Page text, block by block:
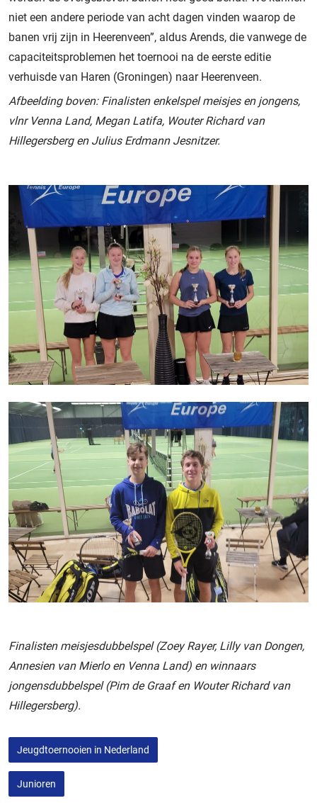
niet een andere periode van acht dagen vinden waarop de
banen vrij zijn in Heerenveen”, aldus Arends, die vanwege de
capaciteitsproblemen het toernooi na de eerste editie
verhuisde van Haren (Groningen) naar Heerenveen.
Afbeelding boven: Finalisten enkelspel meisjes en jongens,
vlnr Venna Land, Megan Latifa, Wouter Richard van
Hillegersberg en Julius Erdmann Jesnitzer.
Finalisten meisjesdubbelspel (Zoey Rayer, Lilly van Dongen,
Annesien van Mierlo en Venna Land) en winnaars
jongensdubbelspel (Pim de Graaf en Wouter Richard van
Hillegersberg).
Jeugdtoernooien in Nederland
Junioren